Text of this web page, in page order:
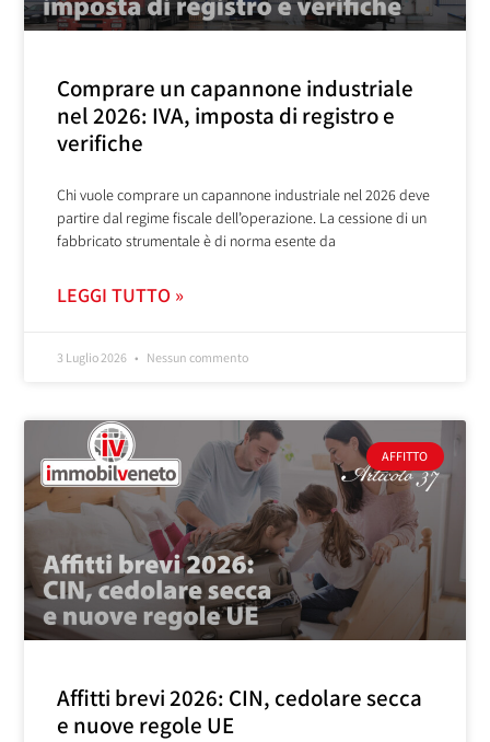
Comprare un capannone industriale
nel 2026: IVA, imposta di registro e
verifiche
Chi vuole comprare un capannone industriale nel 2026 deve
partire dal regime fiscale dell’operazione. La cessione di un
fabbricato strumentale è di norma esente da
LEGGI TUTTO »
3 Luglio 2026 Nessun commento
AFFITTO
Affitti brevi 2026: CIN, cedolare secca
e nuove regole UE